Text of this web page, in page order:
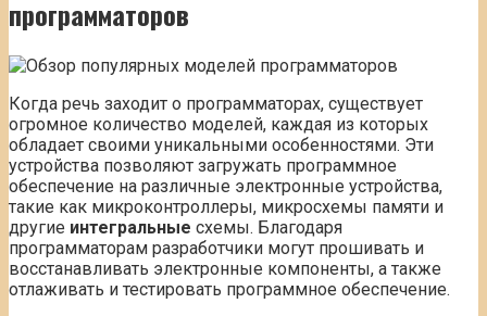
программаторов
Когда речь заходит о программаторах, существует
огромное количество моделей, каждая из которых
обладает своими уникальными особенностями. Эти
устройства позволяют загружать программное
обеспечение на различные электронные устройства,
такие как микроконтроллеры, микросхемы памяти и
другие интегральные схемы. Благодаря
программаторам разработчики могут прошивать и
восстанавливать электронные компоненты, а также
отлаживать и тестировать программное обеспечение.